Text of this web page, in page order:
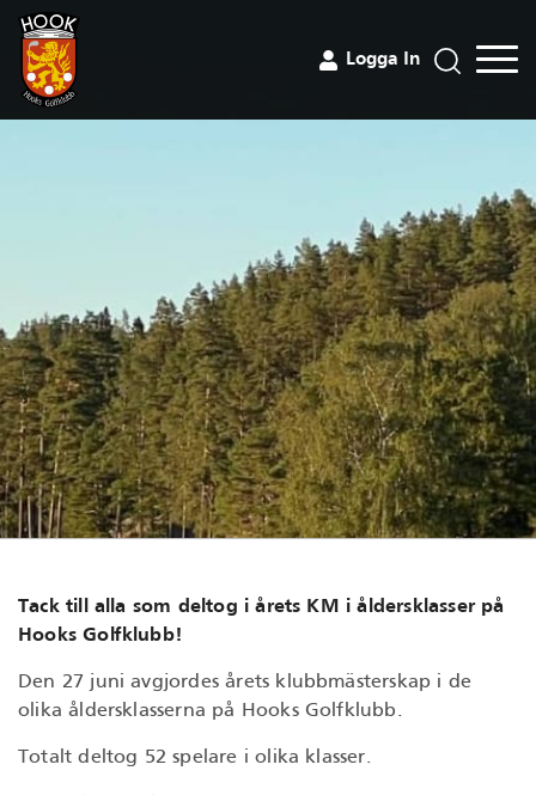
Logga In
Tack till alla som deltog i årets KM i åldersklasser på
Hooks Golfklubb!
Den 27 juni avgjordes årets klubbmästerskap i de
olika åldersklasserna på Hooks Golfklubb.
Totalt deltog 52 spelare i olika klasser.